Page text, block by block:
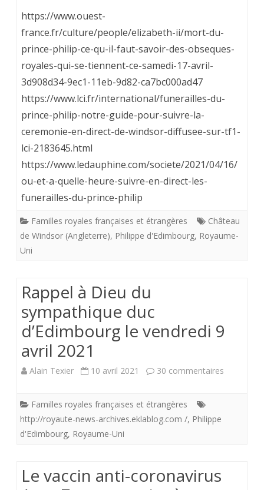
dans
la
piété
le
souvenir
pour
obsèques
Prince
ce
samedi
17
avril
https://www.ouest-
france.fr/culture/people/elizabeth-ii/mort-du-
prince-philip-ce-qu-il-faut-savoir-des-obseques-
royales-qui-se-tiennent-ce-samedi-17-avril-
3d908d34-9ec1-11eb-9d82-ca7bc000ad47
https://www.lci.fr/international/funerailles-du-
prince-philip-notre-guide-pour-suivre-la-
ceremonie-en-direct-de-windsor-diffusee-sur-tf1-
lci-2183645.html
https://www.ledauphine.com/societe/2021/04/16/
ou-et-a-quelle-heure-suivre-en-direct-les-
funerailles-du-prince-philip
Familles royales françaises et étrangères
Château
de Windsor (Angleterre), Philippe d'Edimbourg, Royaume-
Uni
Rappel à Dieu du
sympathique duc
d’Edimbourg le vendredi 9
avril 2021
Alain Texier 10 avril 2021 30 commentaires
Familles royales françaises et étrangères
http://royaute-news-archives.eklablog.com /, Philippe
d'Edimbourg, Royaume-Uni
Le vaccin anti-coronavirus